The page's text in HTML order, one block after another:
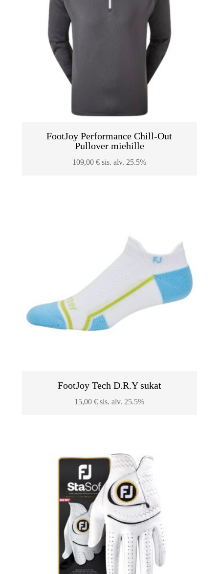
FootJoy Performance Chill-Out
Pullover miehille
109,00€ sis. alv. 25.5%
FootJoy Tech D.R.Y sukat
15,00€ sis. alv. 25.5%